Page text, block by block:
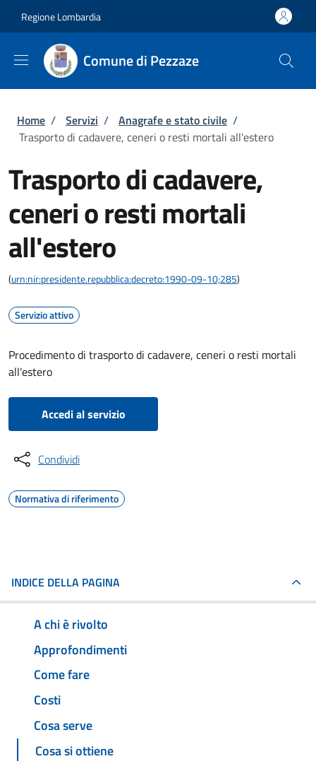
Regione Lombardia
Comune di Pezzaze
Briciole di pane
Home / Servizi / Anagrafe e stato civile /
Trasporto di cadavere, ceneri o resti mortali all'estero
Trasporto di cadavere,
ceneri o resti mortali
all'estero
(urn:nir:presidente.repubblica:decreto:1990-09-10;285)
Servizio attivo
Procedimento di trasporto di cadavere, ceneri o resti mortali
all'estero
Accedi al servizio
Condividi
Normativa di riferimento
INDICE DELLA PAGINA
A chi è rivolto
Approfondimenti
Come fare
Costi
Cosa serve
Cosa si ottiene